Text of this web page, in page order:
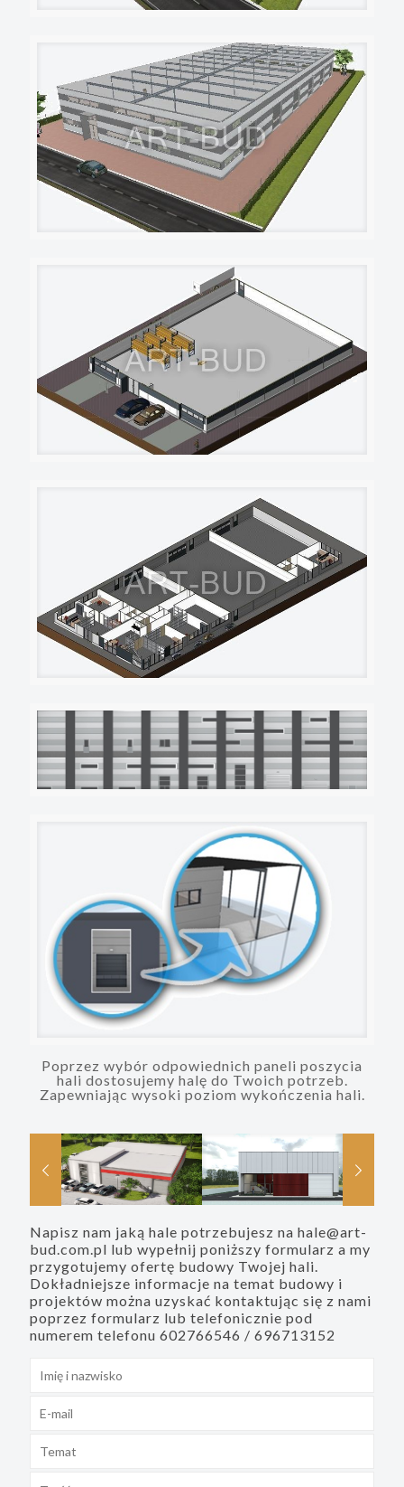
Poprzez wybór odpowiednich paneli poszycia
hali dostosujemy halę do Twoich potrzeb.
Zapewniając wysoki poziom wykończenia hali.
Elmira Miranda
Napisz nam jaką hale potrzebujesz na hale@art-
bud.com.pl lub wypełnij poniższy formularz a my
przygotujemy ofertę budowy Twojej hali.
Dokładniejsze informacje na temat budowy i
projektów można uzyskać kontaktując się z nami
poprzez formularz lub telefonicznie pod
numerem telefonu 602766546 / 696713152